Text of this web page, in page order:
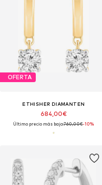
OFERTA
ETHISHER DIAMANTEN
684,00€
Último precio más bajo:760,00€-10%